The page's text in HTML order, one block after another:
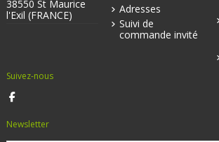
38550 St Maurice
l'Exil (FRANCE)
Adresses
Suivi de
commande invité
Suivez-nous
Newsletter